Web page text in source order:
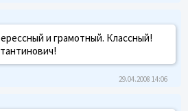
и грамотный. Классный!
29.04.2008 14:06